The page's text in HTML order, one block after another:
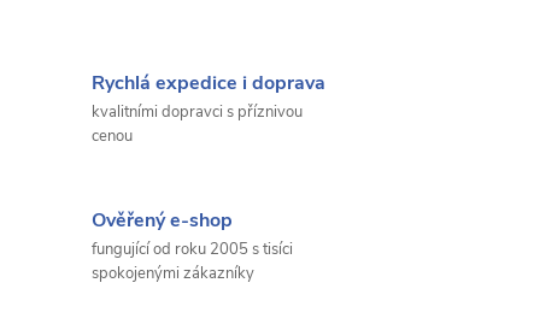
Rychlá expedice i doprava
kvalitními dopravci s příznivou
cenou
Ověřený e-shop
fungující od roku 2005 s tisíci
spokojenými zákazníky